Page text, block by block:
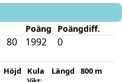
Poäng Poängdiff.
80 1992 0
Höjd Kula Längd 800 m